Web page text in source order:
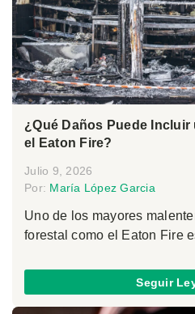
¿Qué Daños Puede
el Eaton Fire?
Julio 9, 2026
Por: María López Garcia
Uno de los mayores
forestal como el Eaton Fire
Seguir